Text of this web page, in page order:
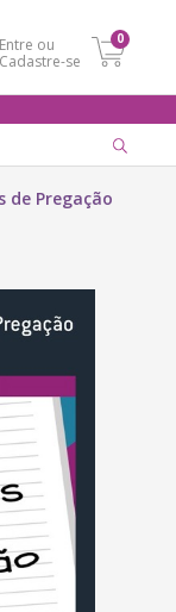
Entre ou
Cadastre-se
0
de Pregação